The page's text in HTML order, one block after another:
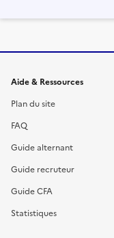
Aide & Ressources
Plan du site
FAQ
Guide alternant
Guide recruteur
Guide CFA
Statistiques